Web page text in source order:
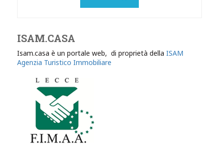
ISAM.CASA
Isam.casa è un portale web, di proprietà della ISAM
Agenzia Turistico Immobiliare